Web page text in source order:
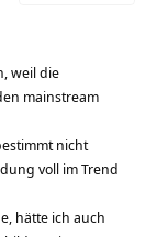
weil die
mainstream
nicht
voll im Trend
hätte ich auch